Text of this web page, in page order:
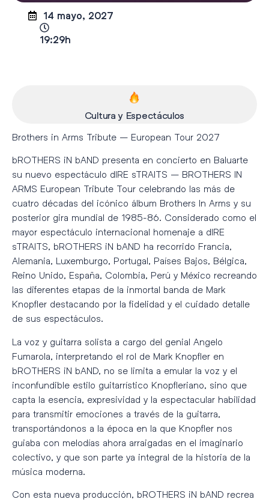
14 mayo, 2027
19:29h
Cultura y Espectáculos
Brothers in Arms Tribute – European Tour 2027
bROTHERS iN bAND presenta en concierto en Baluarte
su nuevo espectáculo dIRE sTRAITS – BROTHERS IN
ARMS European Tribute Tour celebrando las más de
cuatro décadas del icónico álbum Brothers In Arms y su
posterior gira mundial de 1985-86. Considerado como el
mayor espectáculo internacional homenaje a dIRE
sTRAITS, bROTHERS iN bAND ha recorrido Francia,
Alemania, Luxemburgo, Portugal, Países Bajos, Bélgica,
Reino Unido, España, Colombia, Perú y México recreando
las diferentes etapas de la inmortal banda de Mark
Knopfler destacando por la fidelidad y el cuidado detalle
de sus espectáculos.
La voz y guitarra solista a cargo del genial Angelo
Fumarola, interpretando el rol de Mark Knopfler en
bROTHERS iN bAND, no se limita a emular la voz y el
inconfundible estilo guitarrístico Knopfleriano, sino que
capta la esencia, expresividad y la espectacular habilidad
para transmitir emociones a través de la guitarra,
transportándonos a la época en la que Knopfler nos
guiaba con melodías ahora arraigadas en el imaginario
colectivo, y que son parte ya integral de la historia de la
música moderna.
Con esta nueva producción, bROTHERS iN bAND recrea